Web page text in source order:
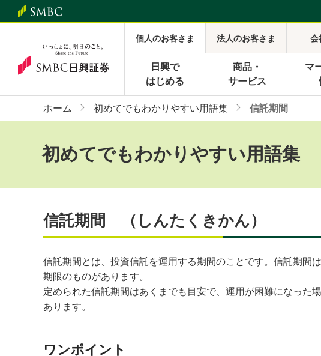
個人のお客さま 法人のお客さま 会
日興で
はじめる
商品・
サービス
マ
ホーム 初めてでもわかりやすい用語集 信託期間
初めてでもわかりやすい用語集
信託期間 （しんたくきかん）
信託期間とは、投資信託を運用する期間のことです。信託期間
期限のものがあります。
定められた信託期間はあくまでも目安で、運用が困難になった
あります。
ワンポイント